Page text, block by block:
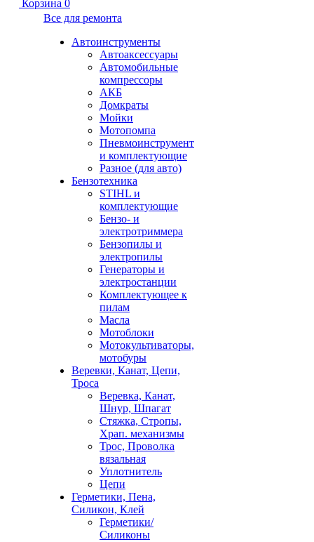
Корзина 0
Все для ремонта
Автоинструменты
Автоаксессуары
Автомобильные
компрессоры
АКБ
Домкраты
Мойки
Мотопомпа
Пневмоинструмент
и комплектующие
Разное (для авто)
Бензотехника
STIHL и
комплектующие
Бензо- и
электротриммера
Бензопилы и
электропилы
Генераторы и
электростанции
Комплектующее к
пилам
Масла
Мотоблоки
Мотокультиваторы,
мотобуры
Веревки, Канат, Цепи,
Троса
Веревка, Канат,
Шнур, Шпагат
Стяжка, Стропы,
Храп. механизмы
Трос, Проволка
вязальная
Уплотнитель
Цепи
Герметики, Пена,
Силикон, Клей
Герметики/
Силиконы